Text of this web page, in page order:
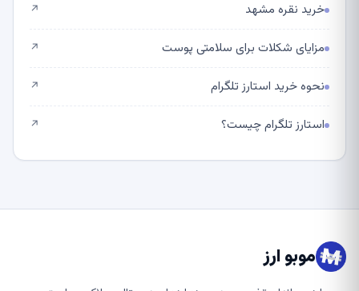
خرید نقره مشهد ↗
مزایای شکلات برای سلامتی پوست ↗
نحوه خرید استارز تلگرام ↗
استارز تلگرام چیست؟ ↗
موبو ارز